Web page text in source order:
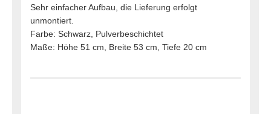
Sehr einfacher Aufbau, die Lieferung erfolgt
unmontiert.
Farbe: Schwarz, Pulverbeschichtet
Maße: Höhe 51 cm, Breite 53 cm, Tiefe 20 cm